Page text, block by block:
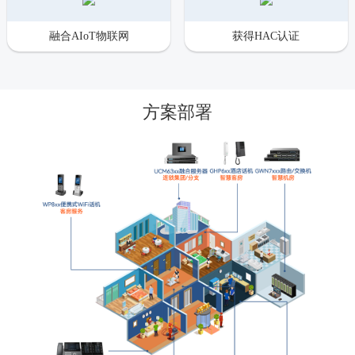
融合AIoT物联网 获得HAC认证
方案部署